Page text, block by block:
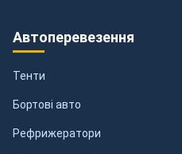
Автоперевезення
Тенти
Бортові авто
Рефрижератори